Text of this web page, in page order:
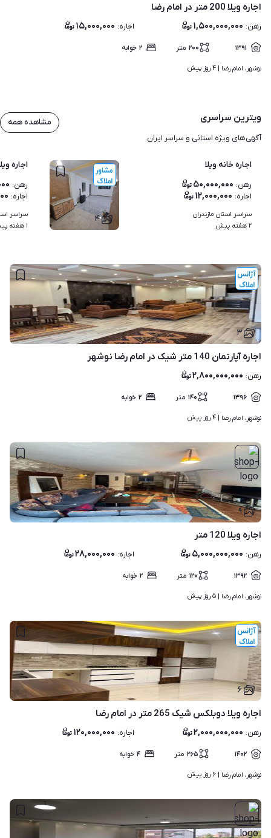
اجاره ویلا 200 متر در امام رضا
رهن: ۱,۵۰۰,۰۰۰,۰۰۰ اجاره: ۱۵,۰۰۰,۰۰۰
۱۳۹۱ ۲۰۰ متر ۲ خوابه
نوشهر، امام رضا | ۴ روز پیش
ویترین سراسری
آگهی‌های ویژه استانی و سراسر ایران.
مشاهده همه
۴
اجاره خانه ویلا
رهن: ۵۰,۰۰۰,۰۰۰
اجاره: ۱۲,۰۰۰,۰۰۰
سراسر استان مازندران
۲ هفته پیش
اجاره ویلا 2 خواب مستر فول مبله در شهرک جنگلی نور
رهن:
اجاره:
سراسر
۱ هفته پیش
۳
اجاره آپارتمان 140 متر شیک در امام رضا نوشهر
رهن: ۲,۸۰۰,۰۰۰,۰۰۰
۱۳۹۶ ۱۴۰ متر ۲ خوابه
نوشهر، امام رضا | ۴ روز پیش
۹
اجاره ویلا 120 متر
رهن: ۵,۰۰۰,۰۰۰,۰۰۰ اجاره: ۲۸,۰۰۰,۰۰۰
۱۳۹۲ ۱۲۰ متر ۲ خوابه
نوشهر، امام رضا | ۵ روز پیش
۶
اجاره ویلا دوبلکس شیک 265 متر در امام رضا
رهن: ۲,۰۰۰,۰۰۰,۰۰۰ اجاره: ۱۲۰,۰۰۰,۰۰۰
۱۴۰۲ ۲۶۵ متر ۴ خوابه
نوشهر، امام رضا | ۶ روز پیش